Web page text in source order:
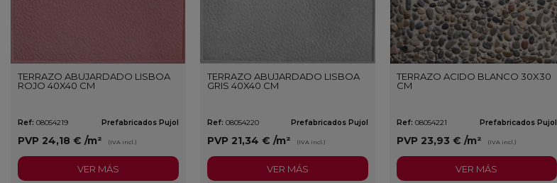
TERRAZO ABUJARDADO LISBOA
ROJO 40X40 CM
Ref: 08054219 Prefabricados Pujol
PVP 24,18 € /m² (IVA incl.)
VER MÁS
TERRAZO ABUJARDADO LISBOA
GRIS 40X40 CM
Ref: 08054220 Prefabricados Pujol
PVP 21,34 € /m² (IVA incl.)
VER MÁS
TERRAZO ACIDO BLANCO 30X30
CM
Ref: 08054221 Prefabricados Pujol
PVP 23,93 € /m² (IVA incl.)
VER MÁS